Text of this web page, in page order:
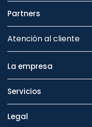
Partners
Atención al cliente
La empresa
Servicios
Legal